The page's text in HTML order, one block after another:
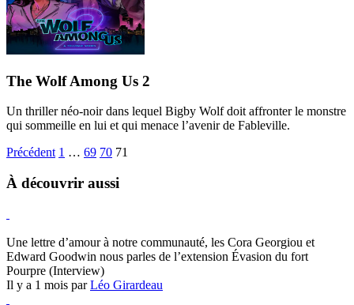
The Wolf Among Us 2
Un thriller néo-noir dans lequel Bigby Wolf doit affronter le monstre
qui sommeille en lui et qui menace l’avenir de Fableville.
Précédent 1 … 69 70 71
À découvrir aussi
Une lettre d’amour à notre communauté, les Cora Georgiou et
Edward Goodwin nous parles de l’extension Évasion du fort
Pourpre (Interview)
Il y a 1 mois parLéo Girardeau